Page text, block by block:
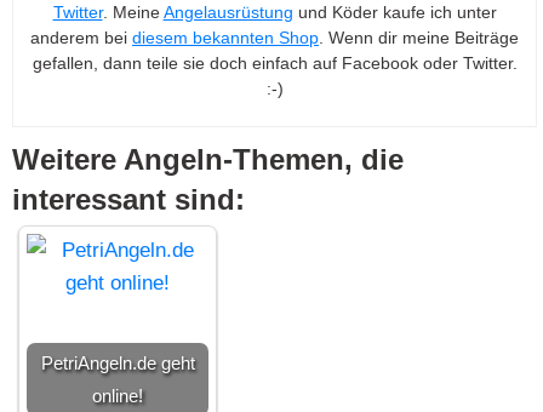
Twitter. MeineAngelausrüstung und Köder kaufe ich unter
anderem bei diesem bekannten Shop. Wenn dir meine Beiträge
gefallen, dann teile sie doch einfach auf Facebook oder Twitter.
:-)
Weitere Angeln-Themen, die
interessant sind:
PetriAngeln.de geht
online!